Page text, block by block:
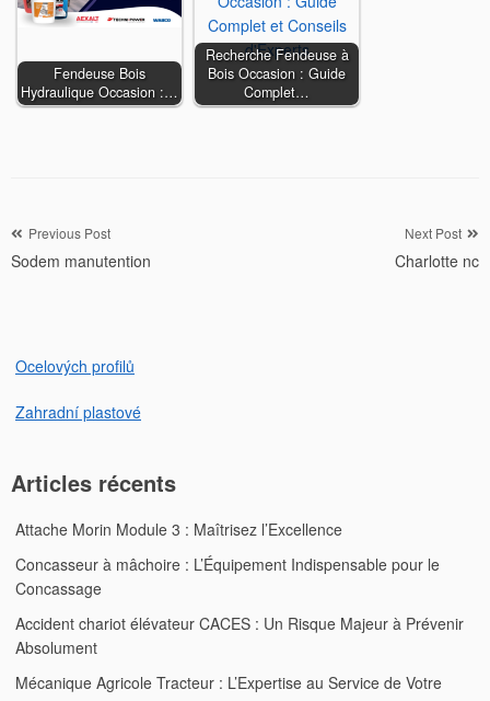
Fendeuse Bois
Hydraulique Occasion :…
Recherche Fendeuse à
Bois Occasion : Guide
Complet…
Navigation
de
Previous Post
Sodem manutention
Next Post
Charlotte nc
Ocelových profilů
Zahradní plastové
Articles récents
Attache Morin Module 3 : Maîtrisez l’Excellence
Concasseur à mâchoire : L’Équipement Indispensable pour le
Concassage
Accident chariot élévateur CACES : Un Risque Majeur à Prévenir
Absolument
Mécanique Agricole Tracteur : L’Expertise au Service de Votre